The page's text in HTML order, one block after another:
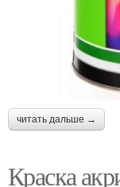
читать дальше →
Краска